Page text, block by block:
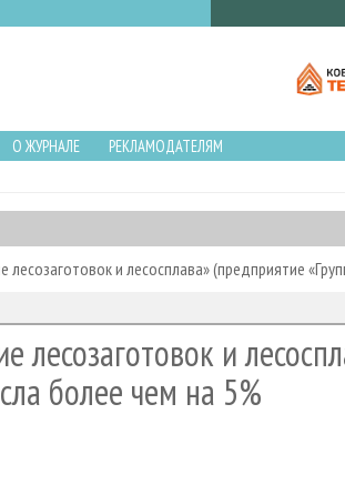
О ЖУРНАЛЕ
РЕКЛАМОДАТЕЛЯМ
лесозаготовок и лесосплава» (предприятие
лесозаготовок и
более чем на 5%